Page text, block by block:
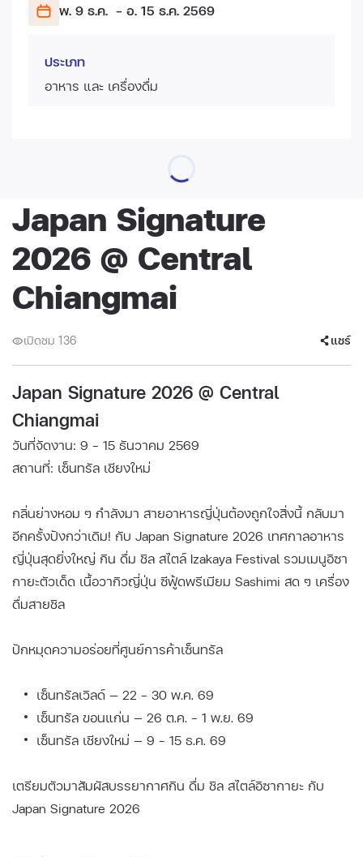
พ. 9 ธ.ค. - อ. 15 ธ.ค. 2569
ประเภท
อาหาร และ เครื่องดื่ม
Japan Signature
2026 @ Central
Chiangmai
เปิดชม 136 แชร์
Japan Signature 2026 @ Central
Chiangmai
วันที่จัดงาน: 9 - 15 ธันวาคม 2569
สถานที่: เซ็นทรัล เชียงใหม่
กลิ่นย่างหอม ๆ กำลังมา​ สายอาหารญี่ปุ่นต้องถูกใจสิ่งนี้ กลับมา
อีกครั้งปังกว่าเดิม! กับ Japan Signature 2026​ เทศกาลอาหาร
ญี่ปุ่นสุดยิ่งใหญ่ กิน ดื่ม ชิล สไตล์ Izakaya Festival​ รวมเมนูอิซา
กายะตัวเด็ด เนื้อวากิวญี่ปุ่น ซีฟู้ดพรีเมียม Sashimi สด ๆ เครื่อง
ดื่มสายชิล
ปักหมุดความอร่อยที่ศูนย์การค้าเซ็นทรัล
เซ็นทรัลเวิลด์ — 22 - 30 พ.ค. 69
เซ็นทรัล ขอนแก่น — 26 ต.ค. - 1 พ.ย. 69
เซ็นทรัล เชียงใหม่ — 9 - 15 ธ.ค. 69
เตรียมตัวมาสัมผัสบรรยากาศกิน ดื่ม ชิล สไตล์อิซากายะ กับ
Japan Signature 2026